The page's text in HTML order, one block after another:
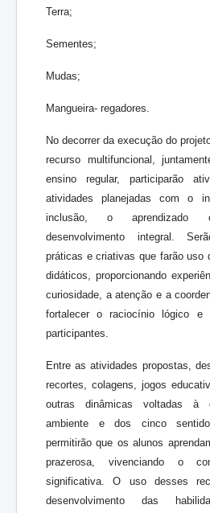
Terra;
Sementes;
Mudas;
Mangueira- regadores.
No decorrer da execução do
recurso multifuncional,
ensino regular, participarão
atividades planejadas com o
inclusão, o aprendizado
desenvolvimento integral.
práticas e criativas que farão uso
didáticos, proporcionando
curiosidade, a atenção e a
fortalecer o raciocínio lógico e
participantes.
Entre as atividades propostas,
recortes, colagens, jogos
outras dinâmicas voltadas à
ambiente e dos cinco
permitirão que os alunos
prazerosa, vivenciando o
significativa. O uso desses
desenvolvimento das